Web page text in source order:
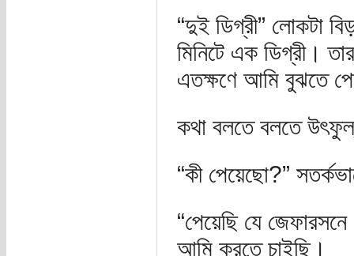
“দুই ডিগ্রী” লোকটা
মিনিটে এক ডিগ্রী।
এতক্ষণে আমি বুঝতে
কথা বলতে বলতে
“কী পেয়েছো?”
“পেয়েছি যে
আমি করতে চাইছি।